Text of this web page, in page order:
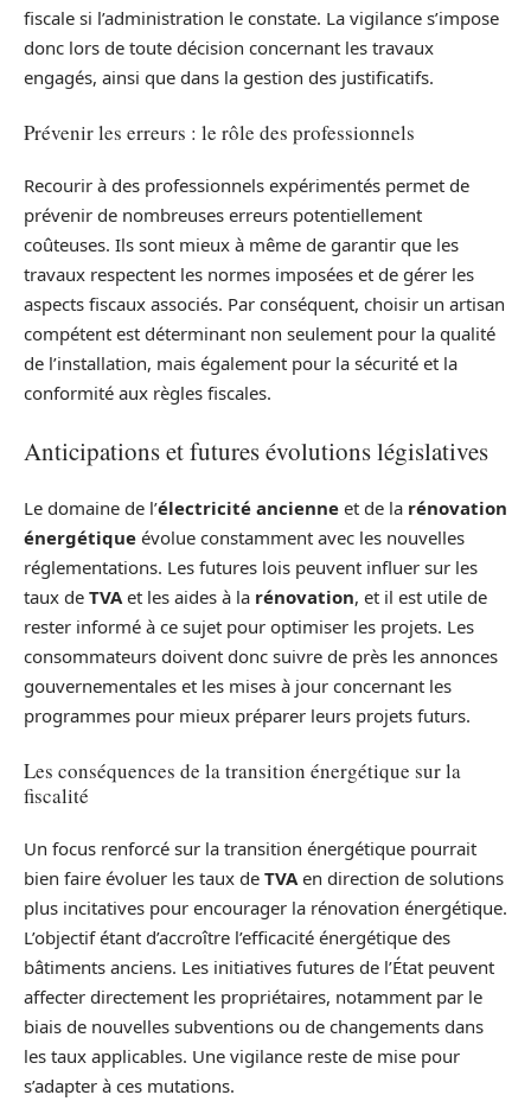
fiscale si l’administration le constate. La vigilance s’impose
donc lors de toute décision concernant les travaux
engagés, ainsi que dans la gestion des justificatifs.
Prévenir les erreurs : le rôle des professionnels
Recourir à des professionnels expérimentés permet de
prévenir de nombreuses erreurs potentiellement
coûteuses. Ils sont mieux à même de garantir que les
travaux respectent les normes imposées et de gérer les
aspects fiscaux associés. Par conséquent, choisir un artisan
compétent est déterminant non seulement pour la qualité
de l’installation, mais également pour la sécurité et la
conformité aux règles fiscales.
Anticipations et futures évolutions législatives
Le domaine de l’électricité ancienne et de la rénovation
énergétique évolue constamment avec les nouvelles
réglementations. Les futures lois peuvent influer sur les
taux de TVAet les aides à la rénovation, et il est utile de
rester informé à ce sujet pour optimiser les projets. Les
consommateurs doivent donc suivre de près les annonces
gouvernementales et les mises à jour concernant les
programmes pour mieux préparer leurs projets futurs.
Les conséquences de la transition énergétique sur la
fiscalité
Un focus renforcé sur la transition énergétique pourrait
bien faire évoluer les taux de TVAen direction de solutions
plus incitatives pour encourager la rénovation énergétique.
L’objectif étant d’accroître l’efficacité énergétique des
bâtiments anciens. Les initiatives futures de l’État peuvent
affecter directement les propriétaires, notamment par le
biais de nouvelles subventions ou de changements dans
les taux applicables. Une vigilance reste de mise pour
s’adapter à ces mutations.